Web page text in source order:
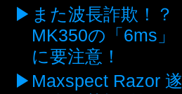
また波長詐欺！？
MK350の「6ms」
に要注意！
Maxspect Razor 遂